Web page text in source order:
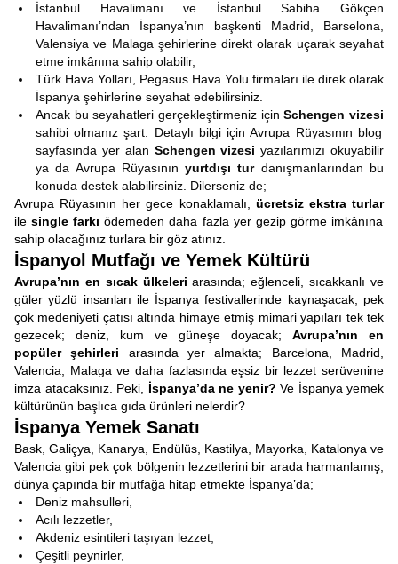
İstanbul Havalimanı ve İstanbul Sabiha Gökçen
Havalimanı’ndan İspanya’nın başkenti Madrid, Barselona,
Valensiya ve Malaga şehirlerine direkt olarak uçarak seyahat
etme imkânına sahip olabilir,
Türk Hava Yolları, Pegasus Hava Yolu firmaları ile direk olarak
İspanya şehirlerine seyahat edebilirsiniz.
Ancak bu seyahatleri gerçekleştirmeniz içinSchengen vizesi
sahibi olmanız şart. Detaylı bilgi için Avrupa Rüyasının blog
sayfasında yer alan Schengen vizesi yazılarımızı okuyabilir
ya da Avrupa Rüyasınınyurtdışı turdanışmanlarından bu
konuda destek alabilirsiniz. Dilerseniz de;
Avrupa Rüyasının her gece konaklamalı, ücretsiz ekstra turlar
ilesingle farkıödemeden daha fazla yer gezip görme imkânına
sahip olacağınız turlara bir göz atınız.
İspanyol Mutfağı ve Yemek Kültürü
Avrupa’nın en sıcak ülkeleri arasında; eğlenceli, sıcakkanlı ve
güler yüzlü insanları ile İspanya festivallerinde kaynaşacak; pek
çok medeniyeti çatısı altında himaye etmiş mimari yapıları tek tek
gezecek; deniz, kum ve güneşe doyacak; Avrupa’nın en
popüler şehirleri arasında yer almakta; Barcelona, Madrid,
Valencia, Malaga ve daha fazlasında eşsiz bir lezzet serüvenine
imza atacaksınız. Peki, İspanya’da ne yenir? Ve İspanya yemek
kültürünün başlıca gıda ürünleri nelerdir?
İspanya Yemek Sanatı
Bask, Galiçya, Kanarya, Endülüs, Kastilya, Mayorka, Katalonya ve
Valencia gibi pek çok bölgenin lezzetlerini bir arada harmanlamış;
dünya çapında bir mutfağa hitap etmekte İspanya’da;
Deniz mahsulleri,
Acılı lezzetler,
Akdeniz esintileri taşıyan lezzet,
Çeşitli peynirler,